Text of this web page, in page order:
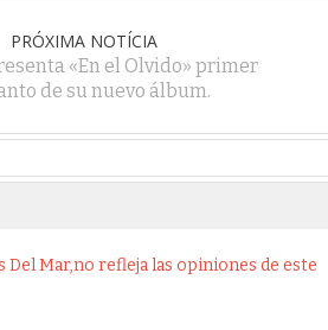
PRÓXIMA NOTÍCIA
«En el Olvido» primer
de su nuevo álbum.
Mar,no refleja las opiniones de este